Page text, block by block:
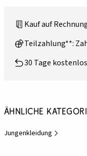
Kauf auf
Teilzahlung**:
30 Tage
Ähnliche
Jungenkleidung